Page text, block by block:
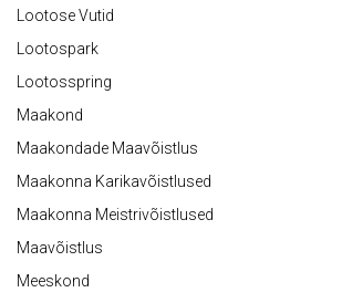
Lootose Vutid
Lootospark
Lootosspring
Maakond
Maakondade Maavõistlus
Maakonna Karikavõistlused
Maakonna Meistrivõistlused
Maavõistlus
Meeskond